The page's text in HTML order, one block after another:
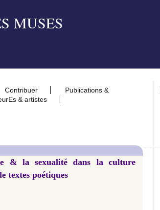
Contribuer
Publications &
& artistes
& la sexualité dans la culture
textes poétiques